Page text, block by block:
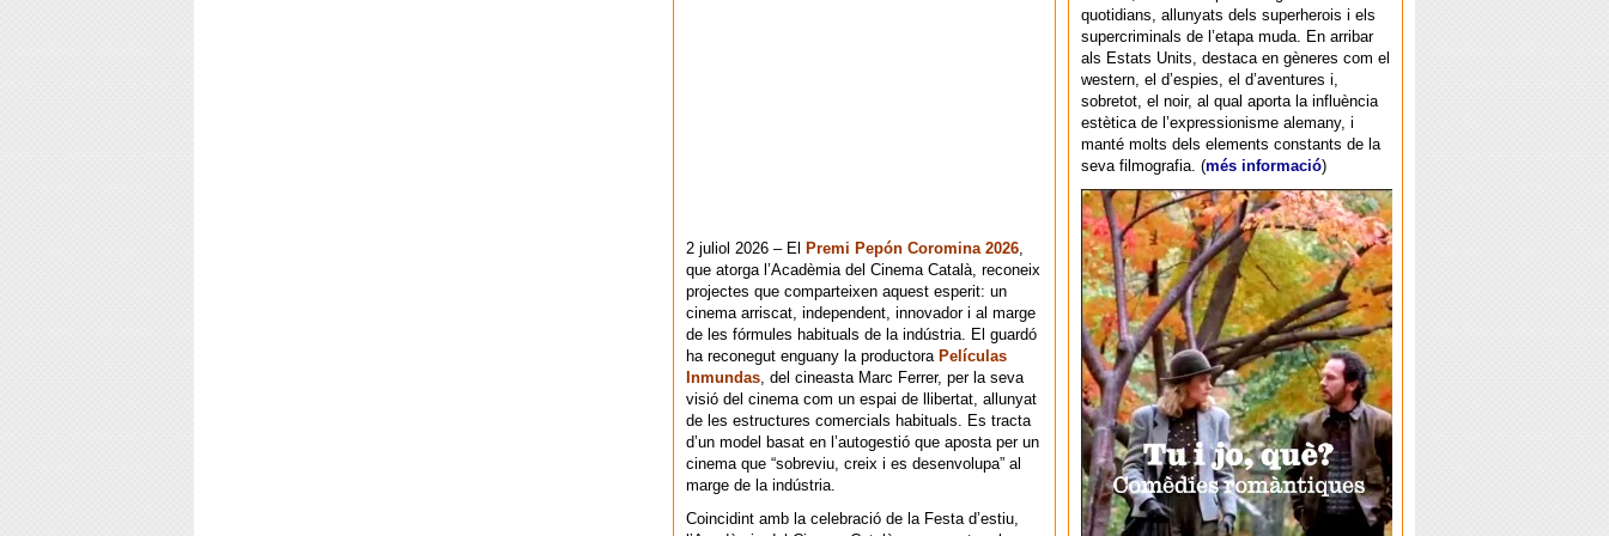
quotidians, allunyats dels superherois i els
supercriminals de l’etapa muda. En arribar
als Estats Units, destaca en gèneres com el
western, el d’espies, el d’aventures i,
sobretot, el noir, al qual aporta la influència
estètica de l’expressionisme alemany, i
manté molts dels elements constants de la
seva filmografia. (més informació)
2 juliol 2026 – El Premi Pepón Coromina 2026,
que atorga l’Acadèmia del Cinema Català, reconeix
projectes que comparteixen aquest esperit: un
cinema arriscat, independent, innovador i al marge
de les fórmules habituals de la indústria. El guardó
ha reconegut enguany la productora Películas
Inmundas, del cineasta Marc Ferrer, per la seva
visió del cinema com un espai de llibertat, allunyat
de les estructures comercials habituals. Es tracta
d’un model basat en l’autogestió que aposta per un
cinema que “sobreviu, creix i es desenvolupa” al
marge de la indústria.
Coincidint amb la celebració de la Festa d’estiu,